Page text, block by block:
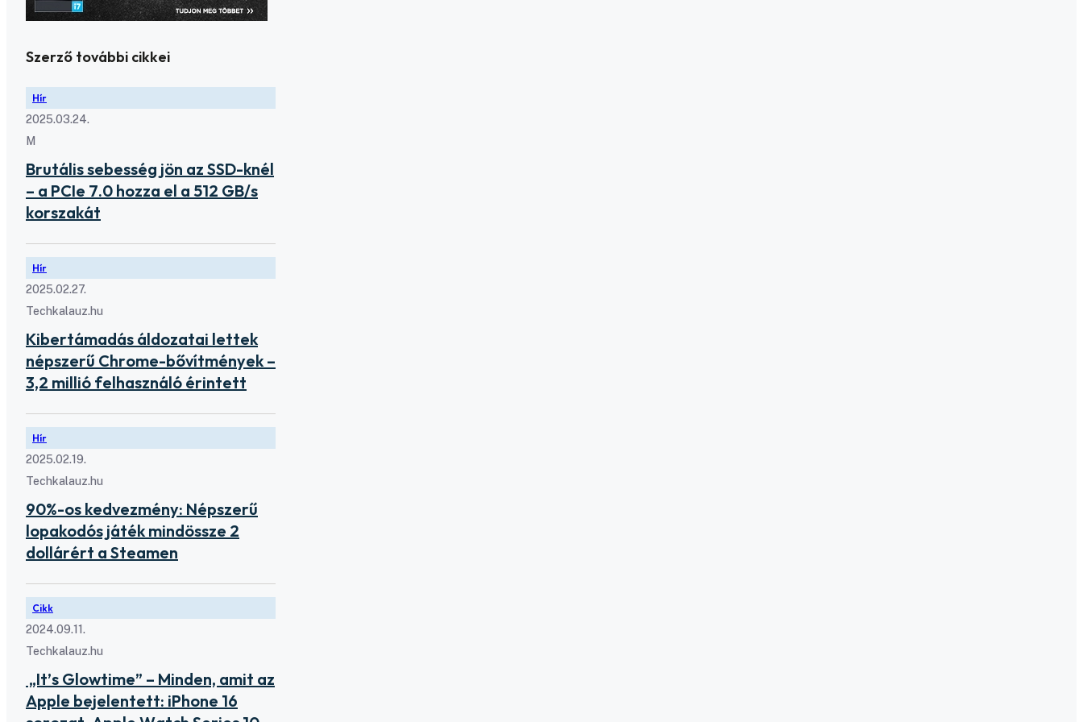
Szerző további cikkei
Hír
2025.03.24.
M
Brutális sebesség jön az SSD-knél
– a PCIe 7.0 hozza el a 512 GB/s
korszakát
Hír
2025.02.27.
Techkalauz.hu
Kibertámadás áldozatai lettek
népszerű Chrome-bővítmények –
3,2 millió felhasználó érintett
Hír
2025.02.19.
Techkalauz.hu
90%-os kedvezmény: Népszerű
lopakodós játék mindössze 2
dollárért a Steamen
Cikk
2024.09.11.
Techkalauz.hu
„It’s Glowtime” – Minden, amit az
Apple bejelentett: iPhone 16